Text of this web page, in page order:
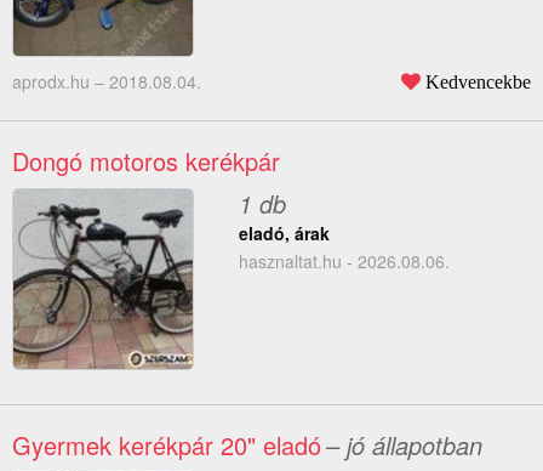
aprodx.hu – 2018.08.04. Kedvencekbe
Dongó motoros kerékpár
1 db
eladó, árak
hasznaltat.hu - 2026.08.06.
Gyermek kerékpár 20" eladó– jó állapotban